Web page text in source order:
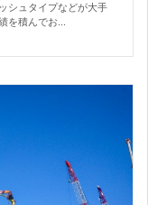
シュタイプなどが大手
を積んでお...